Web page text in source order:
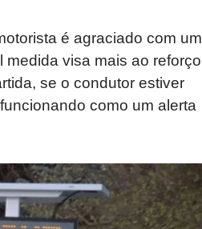
é agraciado com um
medida visa mais ao reforço
se o condutor estiver
como um alerta